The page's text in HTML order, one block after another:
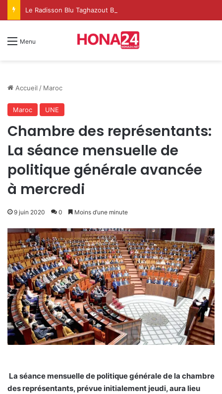
Menu
Accueil / Maroc
Maroc UNE
Chambre des représentants:
La séance mensuelle de
politique générale avancée
à mercredi
9 juin 2020 0 Moins d’une minute
La séance mensuelle de politique générale de la chambre
des représentants, prévue initialement jeudi, aura lieu